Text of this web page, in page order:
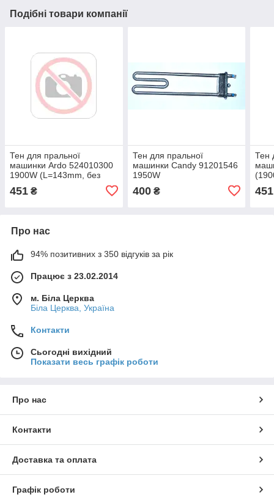
Подібні товари компанії
Тен для пральної
машинки Ardo 524010300
1900W (L=143mm, без
Thermowatt
451 ₴
Тен для пральної
машинки Candy 91201546
1950W
400₴
Тен
451
Про нас
94% позитивних з 350 відгуків за рік
Працює з 23.02.2014
м. Біла Церква
Біла Церква, Україна
Контакти
Сьогодні вихідний
Показати весь графік роботи
Про нас
Контакти
Доставка та оплата
Графік роботи